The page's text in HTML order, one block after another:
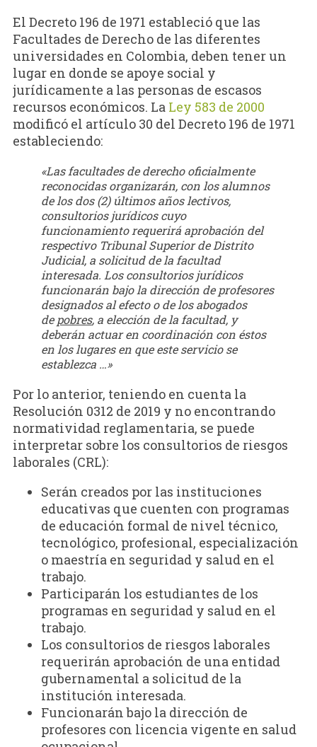
El Decreto 196 de 1971 estableció que las
Facultades de Derecho de las diferentes
universidades en Colombia, deben tener un
lugar en donde se apoye social y
jurídicamente a las personas de escasos
recursos económicos. La Ley 583 de 2000
modificó el artículo 30 del Decreto 196 de 1971
estableciendo:
«Las facultades de derecho oficialmente
reconocidas organizarán, con los alumnos
de los dos (2) últimos años lectivos,
consultorios jurídicos cuyo
funcionamiento requerirá aprobación del
respectivo Tribunal Superior de Distrito
Judicial, a solicitud de la facultad
interesada. Los consultorios jurídicos
funcionarán bajo la dirección de profesores
designados al efecto o de los abogados
de pobres, a elección de la facultad, y
deberán actuar en coordinación con éstos
en los lugares en que este servicio se
establezca …»
Por lo anterior, teniendo en cuenta la
Resolución 0312 de 2019 y no encontrando
normatividad reglamentaria, se puede
interpretar sobre los consultorios de riesgos
laborales (CRL):
Serán creados por las instituciones
educativas que cuenten con programas
de educación formal de nivel técnico,
tecnológico, profesional, especialización
o maestría en seguridad y salud en el
trabajo.
Participarán los estudiantes de los
programas en seguridad y salud en el
trabajo.
Los consultorios de riesgos laborales
requerirán aprobación de una entidad
gubernamental a solicitud de la
institución interesada.
Funcionarán bajo la dirección de
profesores con licencia vigente en salud